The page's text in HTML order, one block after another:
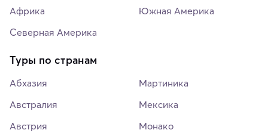
Африка
Северная Америка
Южная Америка
Туры по странам
Абхазия
Австралия
Австрия
Мартиника
Мексика
Монако